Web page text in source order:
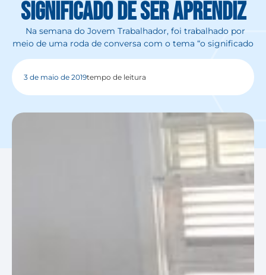
significado de ser aprendiz
Na semana do Jovem Trabalhador, foi trabalhado por
meio de uma roda de conversa com o tema “o significado
3 de maio de 2019tempo de leitura